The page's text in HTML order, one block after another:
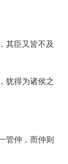
其臣又皆不及
犹得为诸侯之
管仲，而仲则